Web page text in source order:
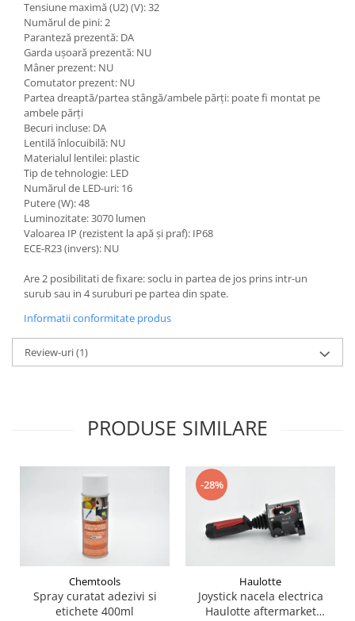
Kit reparatii
Cabluri frana
Rezervor lichid de frana
Lichid de frana
Antigel frane
Piese fara categorie
Sepci
Garnituri utilaje
Siguranta
Abtibilduri - Etichete
Girofar
Piese electrice
Cabluri si mufe
Mufe si pini
Piese contact
Contactor 12V
Contactoare 24V
Placa electronica
Pedala
Becuri indicatoare
Potentiometre
Senzori de unghi
Bobina solenoid
Bobina 24V
Piese Zetor
Piese Weidemann
Piese Ausa
Piese Sennebogen
Piese Still
Piese Timberjack
Piese Valmet Valtra
Piese Vogele
Piese Yuchai
Piese Zeppelin
Piese Schaeff
Piese Putzmeister
Piese Mitsubishi
Piese Matbro
Piese Lindner
Piese Ingersoll Rand
Piese Hanomag
Piese Goldoni
Piese Furukawa
Piese Ford
Piese Ferrari
Tensiune maximă (U2) (V): 32
Numărul de pini: 2
Paranteză prezentă: DA
Garda uşoară prezentă: NU
Mâner prezent: NU
Comutator prezent: NU
Partea dreaptă/partea stângă/ambele părți: poate fi montat pe
ambele părți
Becuri incluse: DA
Lentilă înlocuibilă: NU
Materialul lentilei: plastic
Tip de tehnologie: LED
Numărul de LED-uri: 16
Putere (W): 48
Luminozitate: 3070 lumen
Valoarea IP (rezistent la apă și praf): IP68
ECE-R23 (invers): NU
Are 2 posibilitati de fixare: soclu in partea de jos prins intr-un
surub sau in 4 suruburi pe partea din spate.
Informatii conformitate produs
Review-uri(1)
PRODUSE SIMILARE
Chemtools
Spray curatat adezivi si
etichete 400ml
-28%
Haulotte
Joystick nacela electrica
Haulotte aftermarket